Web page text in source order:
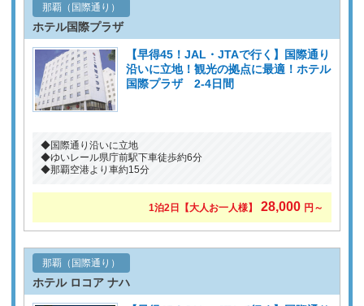
那覇（国際通り）
ホテル国際プラザ
【早得45！JAL・JTAで行く】国際通り
沿いに立地！観光の拠点に最適！ホテル
国際プラザ 2-4日間
◆国際通り沿いに立地
◆ゆいレール県庁前駅下車徒歩約6分
◆那覇空港より車約15分
1泊2日 【大人お一人様】 28,000 円～
那覇（国際通り）
ホテル ロコア ナハ